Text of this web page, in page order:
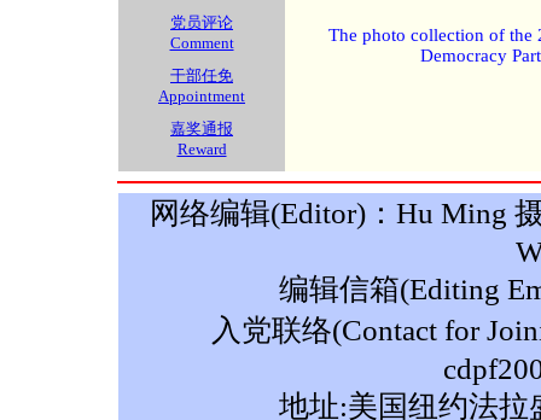
党员评论
Comment
干部任免
Appointment
嘉奖通报
Reward
The photo collection of the
Democracy
网络编辑(Editor)：Hu Ming
编辑信箱(Editing
入党联络(Contact for
地址:美国纽约法拉